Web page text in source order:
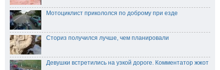
Мотоциклист прикололся по доброму при езде
Сториз получился лучше, чем планировали
Девушки встретились на узкой дороге. Комментатор жжот